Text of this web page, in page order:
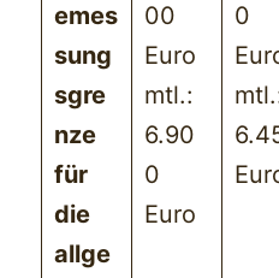
emes
sung
sgre
nze
für
die
allge
00
Euro
mtl.:
6.90
0
Euro
0